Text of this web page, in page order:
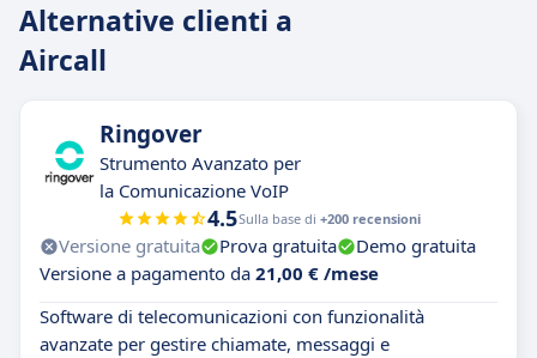
Alternative clienti a
Aircall
Ringover
Strumento Avanzato per
la Comunicazione VoIP
4.5Sulla base di +200 recensioni
Versione gratuita Prova gratuita
Demo gratuita
Versione a pagamento da 21,00 € /mese
Software di telecomunicazioni con funzionalità
avanzate per gestire chiamate, messaggi e